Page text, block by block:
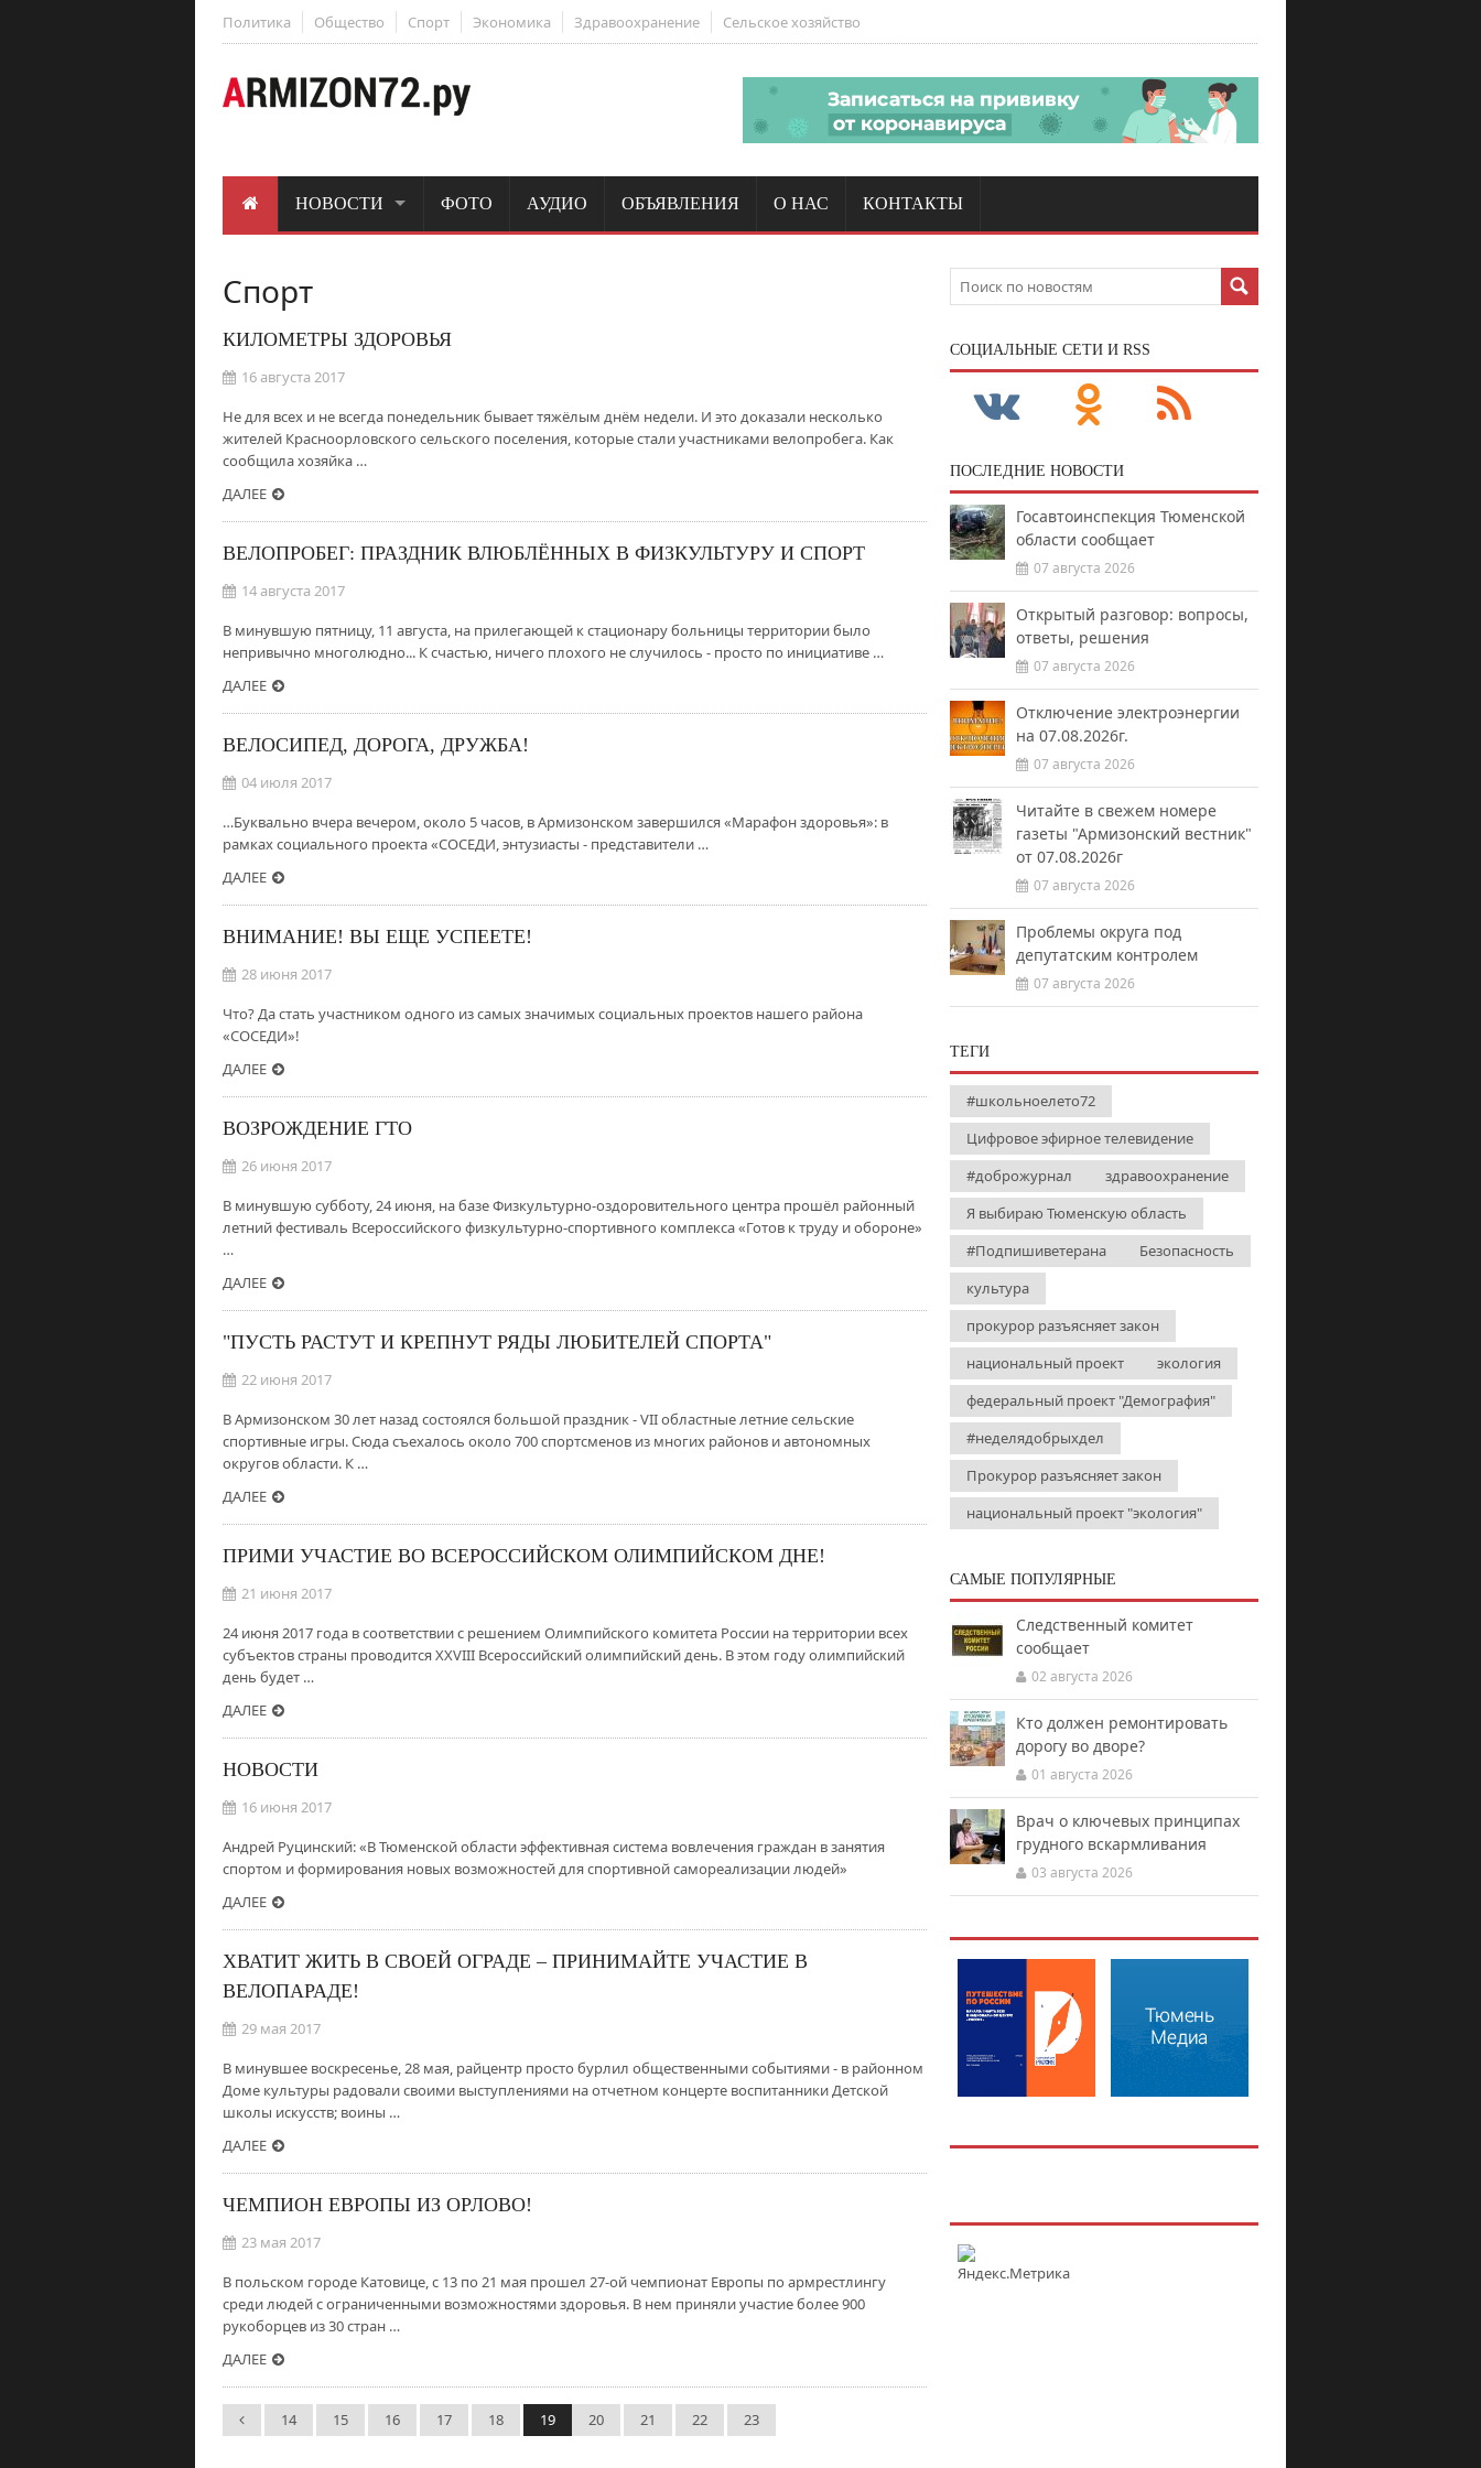
Политика Общество Спорт Экономика Здравоохранение Сельское хозяйство
НОВОСТИ ФОТО АУДИО ОБЪЯВЛЕНИЯ О НАС КОНТАКТЫ
Спорт
КИЛОМЕТРЫ ЗДОРОВЬЯ
16 августа 2017
Не для всех и не всегда понедельник бывает тяжёлым днём недели. И это доказали несколько
жителей Красноорловского сельского поселения, которые стали участниками велопробега. Как
сообщила хозяйка …
ДАЛЕЕ
ВЕЛОПРОБЕГ: ПРАЗДНИК ВЛЮБЛЁННЫХ В ФИЗКУЛЬТУРУ И СПОРТ
14 августа 2017
В минувшую пятницу, 11 августа, на прилегающей к стационару больницы территории было
непривычно многолюдно... К счастью, ничего плохого не случилось - просто по инициативе …
ДАЛЕЕ
ВЕЛОСИПЕД, ДОРОГА, ДРУЖБА!
04 июля 2017
…Буквально вчера вечером, около 5 часов, в Армизонском завершился «Марафон здоровья»: в
рамках социального проекта «СОСЕДИ, энтузиасты - представители …
ДАЛЕЕ
ВНИМАНИЕ! ВЫ ЕЩЕ УСПЕЕТЕ!
28 июня 2017
Что? Да стать участником одного из самых значимых социальных проектов нашего района
«СОСЕДИ»!
ДАЛЕЕ
ВОЗРОЖДЕНИЕ ГТО
26 июня 2017
В минувшую субботу, 24 июня, на базе Физкультурно-оздоровительного центра прошёл районный
летний фестиваль Всероссийского физкультурно-спортивного комплекса «Готов к труду и обороне»
…
ДАЛЕЕ
"ПУСТЬ РАСТУТ И КРЕПНУТ РЯДЫ ЛЮБИТЕЛЕЙ СПОРТА"
22 июня 2017
В Армизонском 30 лет назад состоялся большой праздник - VII областные летние сельские
спортивные игры. Сюда съехалось около 700 спортсменов из многих районов и автономных
округов области. К …
ДАЛЕЕ
ПРИМИ УЧАСТИЕ ВО ВСЕРОССИЙСКОМ ОЛИМПИЙСКОМ ДНЕ!
21 июня 2017
24 июня 2017 года в соответствии с решением Олимпийского комитета России на территории всех
субъектов страны проводится XXVIII Всероссийский олимпийский день. В этом году олимпийский
день будет …
ДАЛЕЕ
НОВОСТИ
16 июня 2017
Андрей Руцинский: «В Тюменской области эффективная система вовлечения граждан в занятия
спортом и формирования новых возможностей для спортивной самореализации людей»
ДАЛЕЕ
ХВАТИТ ЖИТЬ В СВОЕЙ ОГРАДЕ – ПРИНИМАЙТЕ УЧАСТИЕ В
ВЕЛОПАРАДЕ!
29 мая 2017
В минувшее воскресенье, 28 мая, райцентр просто бурлил общественными событиями - в районном
Доме культуры радовали своими выступлениями на отчетном концерте воспитанники Детской
школы искусств; воины …
ДАЛЕЕ
ЧЕМПИОН ЕВРОПЫ ИЗ ОРЛОВО!
23 мая 2017
В польском городе Катовице, с 13 по 21 мая прошел 27-ой чемпионат Европы по армрестлингу
среди людей с ограниченными возможностями здоровья. В нем приняли участие более 900
рукоборцев из 30 стран …
ДАЛЕЕ
14 15 16 17 18 19 20 21 22 23
CОЦИАЛЬНЫЕ СЕТИ И RSS
ПОСЛЕДНИЕ НОВОСТИ
Госавтоинспекция Тюменской
области сообщает
07 августа 2026
Открытый разговор: вопросы,
ответы, решения
07 августа 2026
Отключение электроэнергии
на 07.08.2026г.
07 августа 2026
Читайте в свежем номере
газеты "Армизонский вестник"
от 07.08.2026г
07 августа 2026
Проблемы округа под
депутатским контролем
07 августа 2026
ТЕГИ
#школьноелето72
Цифровое эфирное телевидение
#доброжурнал
здравоохранение
Я выбираю Тюменскую область
#Подпишиветерана
Безопасность
культура
прокурор разъясняет закон
национальный проект
экология
федеральный проект "Демография"
#неделядобрыхдел
Прокурор разъясняет закон
национальный проект "экология"
САМЫЕ ПОПУЛЯРНЫЕ
Следственный комитет
сообщает
02 августа 2026
Кто должен ремонтировать
дорогу во дворе?
01 августа 2026
Врач о ключевых принципах
грудного вскармливания
03 августа 2026